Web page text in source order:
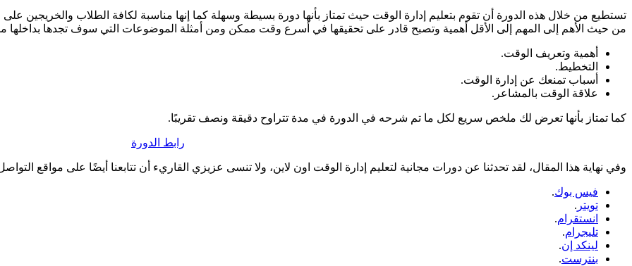
تستطيع من خلال هذه الدورة أن تقوم بتعليم إدارة الوقت حيث تمتاز بأنها دورة بسيطة وسهلة كما إنها مناسبة لكافة الطلاب والخريجين
من حيث الأهم إلى المهم إلى الأقل أهمية وتصبح قادر على تحقيقها في أسرع وقت ممكن ومن أمثلة الموضوعات التي سوف تجدها بداخلها
أهمية وتعريف الوقت.
التخطيط.
أسباب تمنعك عن إدارة الوقت.
علاقة الوقت بالمشاعر.
كما تمتاز بأنها تعرض لك ملخص سريع لكل ما تم شرحه في الدورة في مدة تتراوح دقيقة ونصف تقريبًا.
رابط الدورة
وفي نهاية هذا المقال، لقد تحدثنا عن دورات مجانية لتعليم إدارة الوقت اون لاين، ولا تنسى عزيزي القاريء أن تتابعنا أيضًا على مواقع
فيس بوك.
تويتر .
انستقرام.
تليجرام.
لينكد إن.
بنترست.